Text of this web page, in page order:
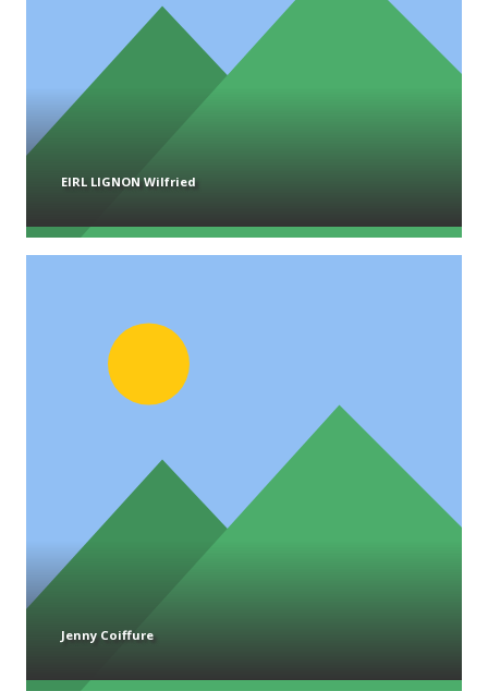
EIRL LIGNON Wilfried
Jenny Coiffure